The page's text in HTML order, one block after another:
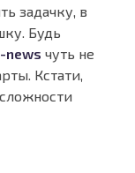
задачку, в
Будь
news чуть не
Кстати,